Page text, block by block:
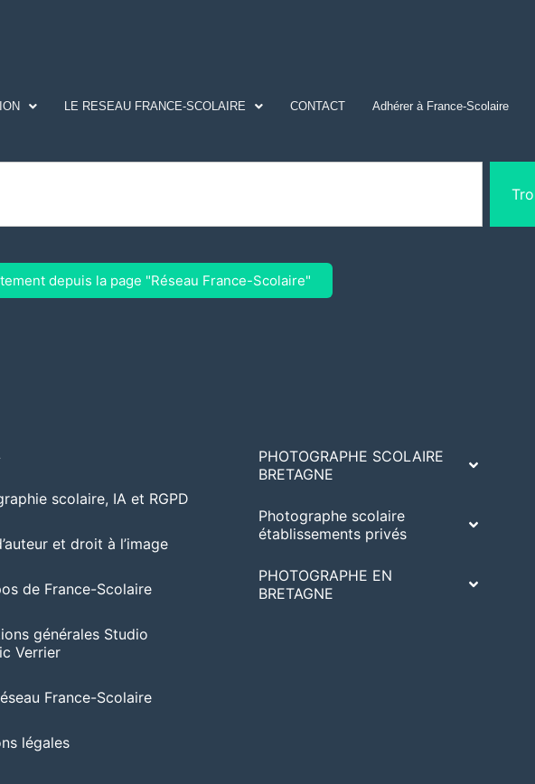
LE RESEAU FRANCE-SCOLAIRE CONTACT Adhérer à France-Scolaire
depuis la page "Réseau France-Scolaire"
scolaire, IA et RGPD
et droit à l’image
de France-Scolaire
générales Studio
Verrier
France-Scolaire
légales
PHOTOGRAPHE SCOLAIRE
BRETAGNE
Photographe scolaire
établissements privés
PHOTOGRAPHE EN
BRETAGNE